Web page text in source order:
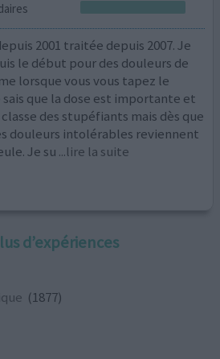
2001 traitée depuis 2007. Je
le début pour des douleurs de
lorsque vous vous tapez le
que la dose est importante et
des stupéfiants mais dès que
douleurs intolérables reviennent
Je su ...lire la suite
d’expériences
(1877)